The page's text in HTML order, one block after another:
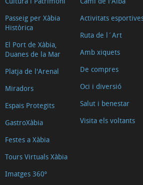
Passeig per Xàbia
Històrica
El Port de Xàbia,
Duanes de la Mar
Platja de l'Arenal
Miradors
Espais Protegits
GastroXàbia
Festes a Xàbia
Tours Virtuals Xàbia
Imatges 360º
Activitats
Ruta de l´Art
Amb xiquets
De compres
Oci i diversió
Salut i benestar
Visita els voltants